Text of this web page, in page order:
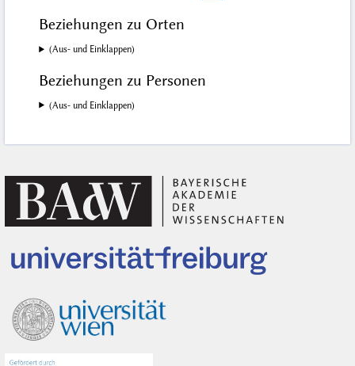
Beziehungen zu Orten
(Aus- und Einklappen)
Beziehungen zu Personen
(Aus- und Einklappen)